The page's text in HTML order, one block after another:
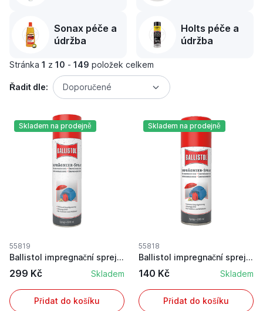
Sonax péče a
údržba
Holts péče a
údržba
Stránka 1 z 10 - 149 položek celkem
Řadit dle: Doporučené
Skladem na prodejně
55819
Ballistol impregnační sprej 500 ml se silnými ú...
299 Kč Skladem
Přidat do košíku
Skladem na prodejně
55818
Ballistol impregnační sprej se silnými účinky p...
140 Kč Skladem
Přidat do košíku